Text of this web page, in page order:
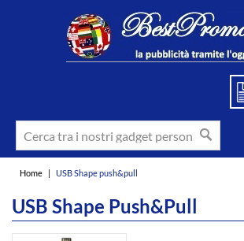
Home | USB Shape push&pull
USB Shape Push&pull